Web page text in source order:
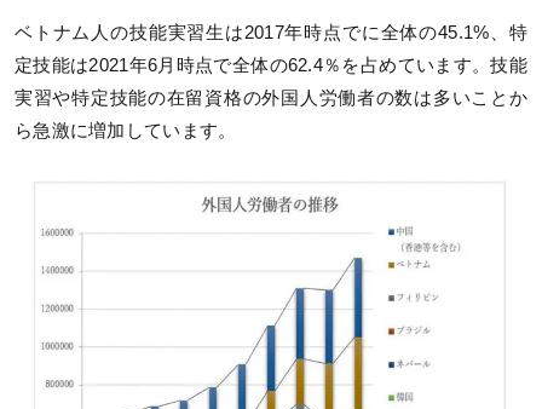
ベトナム人の技能実習生は2017年時点でに全体の45.1%、特
定技能は2021年6月時点で全体の62.4％を占めています。技能
実習や特定技能の在留資格の外国人労働者の数は多いことか
ら急激に増加しています。